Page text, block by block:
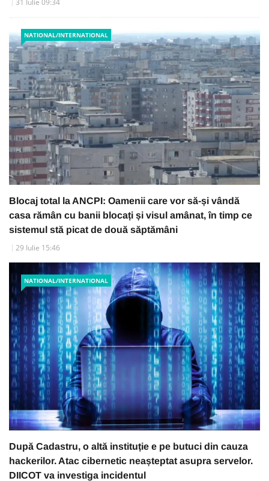
31 Iulie 09:34
NATIONAL/INTERNATIONAL
Blocaj total la ANCPI: Oamenii care vor să-și vândă
casa rămân cu banii blocați și visul amânat, în timp ce
sistemul stă picat de două săptămâni
29 Iulie 15:46
NATIONAL/INTERNATIONAL
După Cadastru, o altă instituție e pe butuci din cauza
hackerilor. Atac cibernetic neașteptat asupra servelor.
DIICOT va investiga incidentul